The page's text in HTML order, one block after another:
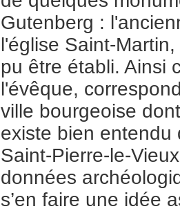
Gutenberg :
l'église Saint-
pu être établi. Ainsi
l'évêque,
ville bourgeoise
existe bien entendu
Saint-Pierre-le-
données
s’en faire une idée